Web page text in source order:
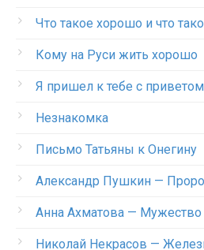
Что такое хорошо и что
Кому на Руси жить хорошо
Я пришел к тебе с приветом
Незнакомка
Письмо Татьяны к Онегину
Александр Пушкин —
Анна Ахматова — Мужество
Николай Некрасов —